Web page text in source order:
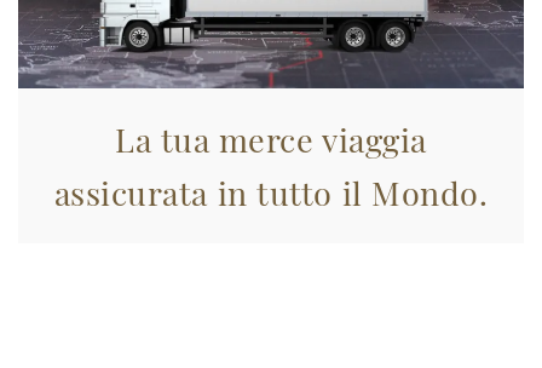
La tua merce viaggia
assicurata in tutto il Mondo.